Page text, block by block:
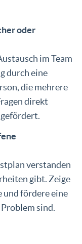
oder
im Team
durch eine
die mehrere
direkt
verstanden
gibt. Zeige
und fördere eine
sind.